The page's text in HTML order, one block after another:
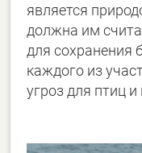
является
должна им
для сохранения
каждого из
угроз для птиц